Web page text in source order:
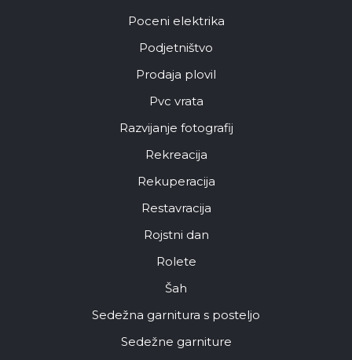
Poceni elektrika
Podjetništvo
Prodaja plovil
Pvc vrata
Razvijanje fotografij
Rekreacija
Rekuperacija
Restavracija
Rojstni dan
Rolete
Šah
Sedežna garnitura s posteljo
Sedežne garniture